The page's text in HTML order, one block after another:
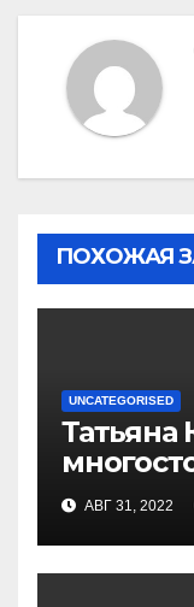
ПОХОЖАЯ
UNCATEGORISED
Татьяна
актриса
АВГ 31, 2022